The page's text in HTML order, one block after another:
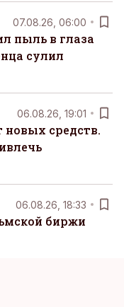
07.08.26, 06:00
пыль в глаза
сулил
06.08.26, 19:01
средств.
06.08.26, 18:33
биржи